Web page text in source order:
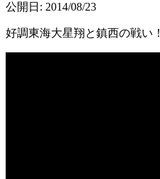
公開日: 2014/08/23
好調東海大星翔と鎮西の戦い！